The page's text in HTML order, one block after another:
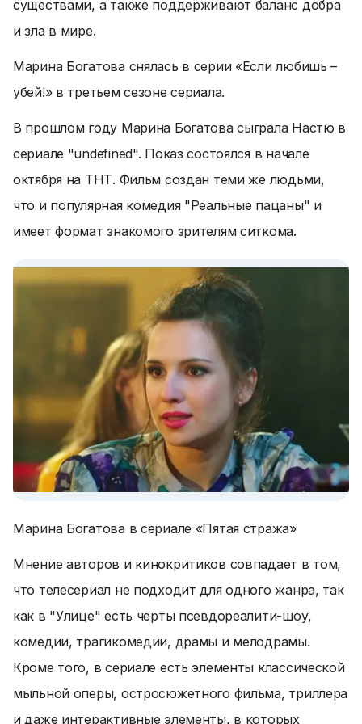
существами, а также поддерживают баланс добра
и зла в мире.
Марина Богатова снялась в серии «Если любишь –
убей!» в третьем сезоне сериала.
В прошлом году Марина Богатова сыграла Настю в
сериале "undefined". Показ состоялся в начале
октября на ТНТ. Фильм создан теми же людьми,
что и популярная комедия "Реальные пацаны" и
имеет формат знакомого зрителям ситкома.
Марина Богатова в сериале «Пятая стража»
Мнение авторов и кинокритиков совпадает в том,
что телесериал не подходит для одного жанра, так
как в "Улице" есть черты псевдореалити-шоу,
комедии, трагикомедии, драмы и мелодрамы.
Кроме того, в сериале есть элементы классической
мыльной оперы, остросюжетного фильма, триллера
и даже интерактивные элементы, в которых